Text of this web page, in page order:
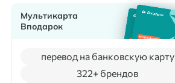
Мультикарта
Вподарок
перевод на банковскую карту
322+ брендов